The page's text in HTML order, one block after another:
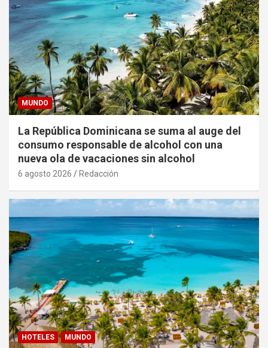
MUNDO
La República Dominicana se suma al auge del
consumo responsable de alcohol con una
nueva ola de vacaciones sin alcohol
6 agosto 2026 Redacción
HOTELES MUNDO